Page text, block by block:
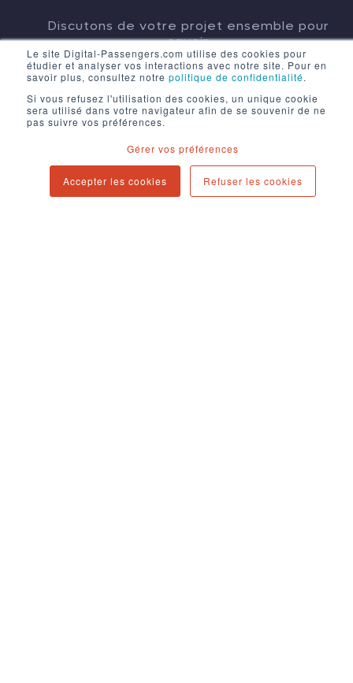
Le site Digital-Passengers.com utilise des cookies pour
étudier et analyser vos interactions avec notre site. Pour en
savoir plus, consultez notre politique de confidentialité.
Si vous refusez l'utilisation des cookies, un unique cookie
sera utilisé dans votre navigateur afin de se souvenir de ne
pas suivre vos préférences.
Gérer vos préférences
Accepter les cookies Refuser les cookies
Discutons de votre projet ensemble pour
savoir
comment nous pouvons vous aider.
CONTACT